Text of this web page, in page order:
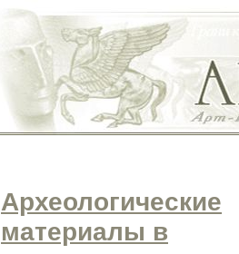
Археологические
материалы в